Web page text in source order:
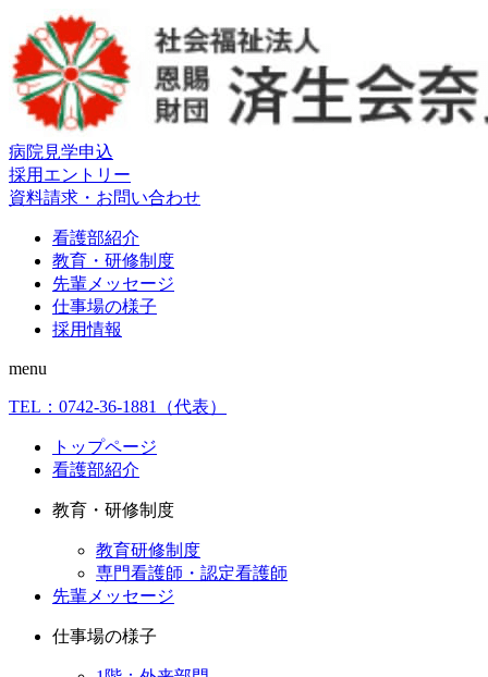
病院見学申込
採用エントリー
資料請求・お問い合わせ
看護部紹介
教育・研修制度
先輩メッセージ
仕事場の様子
採用情報
menu
TEL： 0742-36-1881 （代表）
トップページ
看護部紹介
教育・研修制度
教育研修制度
専門看護師・認定看護師
先輩メッセージ
仕事場の様子